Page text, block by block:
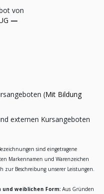
von
—
(Mit Bildung
externen Kursangeboten
sind eingetragene
Markennamen und Warenzeichen
zur Beschreibung unserer Leistungen.
weiblichen Form: Aus Gründen